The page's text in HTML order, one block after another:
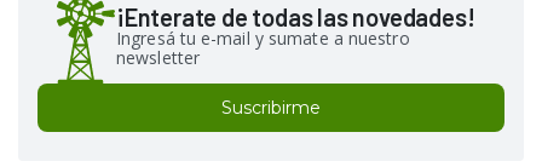
¡Enterate de todas las novedades!
Ingresá tu e-mail y sumate a nuestro
newsletter
Suscribirme